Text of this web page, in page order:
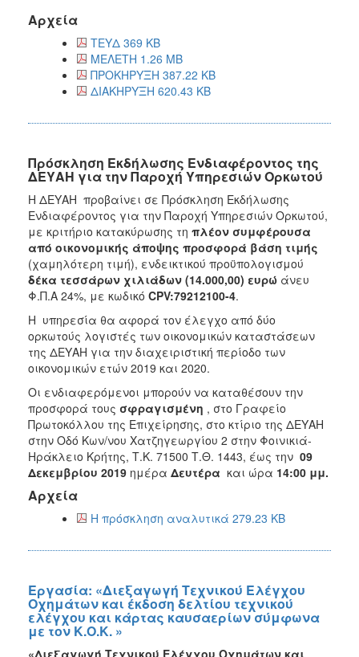
Αρχεία
ΤΕΥΔ 369 KB
ΜΕΛΕΤΗ 1.26 MB
ΠΡΟΚΗΡΥΞΗ 387.22 KB
ΔΙΑΚΗΡΥΞΗ 620.43 KB
Πρόσκληση Εκδήλωσης Ενδιαφέροντος της
ΔΕΥΑΗ για την Παροχή Υπηρεσιών Ορκωτού
Η ΔΕΥΑΗ προβαίνει σε Πρόσκληση Εκδήλωσης
Ενδιαφέροντος για την Παροχή Υπηρεσιών Ορκωτού,
με κριτήριο κατακύρωσης τη πλέον συμφέρουσα
από οικονομικής άποψης προσφορά βάση τιμής
(χαμηλότερη τιμή), ενδεικτικού προϋπολογισμού
δέκα τεσσάρων χιλιάδων (14.000,00) ευρώ άνευ
Φ.Π.Α 24%, με κωδικό CPV:79212100-4.
Η υπηρεσία θα αφορά τον έλεγχο από δύο
ορκωτούς λογιστές των οικονομικών καταστάσεων
της ΔΕΥΑΗ για την διαχειριστική περίοδο των
οικονομικών ετών 2019 και 2020.
Οι ενδιαφερόμενοι μπορούν να καταθέσουν την
προσφορά τους σφραγισμένη , στο Γραφείο
Πρωτοκόλλου της Επιχείρησης, στο κτίριο της ΔΕΥΑΗ
στην Οδό Κων/νου Χατζηγεωργίου 2 στην Φοινικιά-
Ηράκλειο Κρήτης, Τ.Κ. 71500 Τ.Θ. 1443, έως την 09
Δεκεμβρίου 2019 ημέρα Δευτέρα και ώρα 14:00 μμ.
Αρχεία
Η πρόσκληση αναλυτικά 279.23 KB
Εργασία: «Διεξαγωγή Τεχνικού Ελέγχου
Οχημάτων και έκδοση δελτίου τεχνικού
ελέγχου και κάρτας καυσαερίων σύμφωνα
με τον Κ.Ο.Κ. »
«Διεξαγωγή Τεχνικού Ελέγχου Οχημάτων και